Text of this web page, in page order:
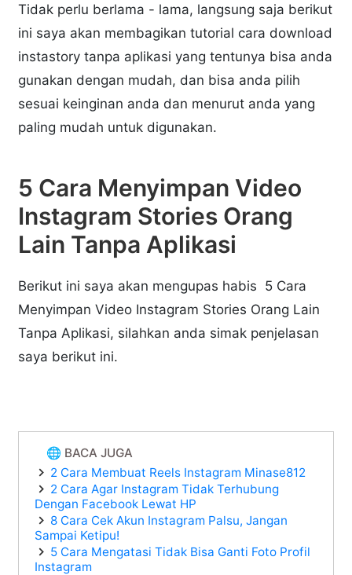
Tidak perlu berlama - lama, langsung saja berikut
ini saya akan membagikan tutorial cara download
instastory tanpa aplikasi yang tentunya bisa anda
gunakan dengan mudah, dan bisa anda pilih
sesuai keinginan anda dan menurut anda yang
paling mudah untuk digunakan.
5 Cara Menyimpan Video
Instagram Stories Orang
Lain Tanpa Aplikasi
Berikut ini saya akan mengupas habis 5 Cara
Menyimpan Video Instagram Stories Orang Lain
Tanpa Aplikasi, silahkan anda simak penjelasan
saya berikut ini.
🌐 BACA JUGA
2 Cara Membuat Reels Instagram Minase812
2 Cara Agar Instagram Tidak Terhubung
Dengan Facebook Lewat HP
8 Cara Cek Akun Instagram Palsu, Jangan
Sampai Ketipu!
5 Cara Mengatasi Tidak Bisa Ganti Foto Profil
Instagram